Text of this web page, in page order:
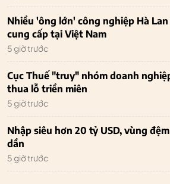
Nhiều 'ông lớn' công nghiệp Hà
cung cấp tại Việt Nam
5 giờ trước
Cục Thuế "truy" nhóm doanh
thua lỗ triền miên
5 giờ trước
Nhập siêu hơn 20 tỷ USD, vùng
dần
5 giờ trước